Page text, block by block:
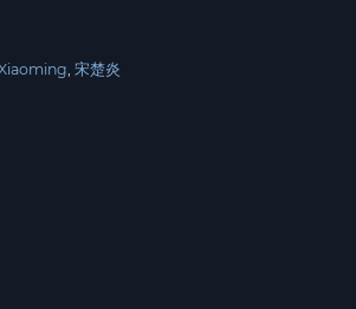
宋楚炎